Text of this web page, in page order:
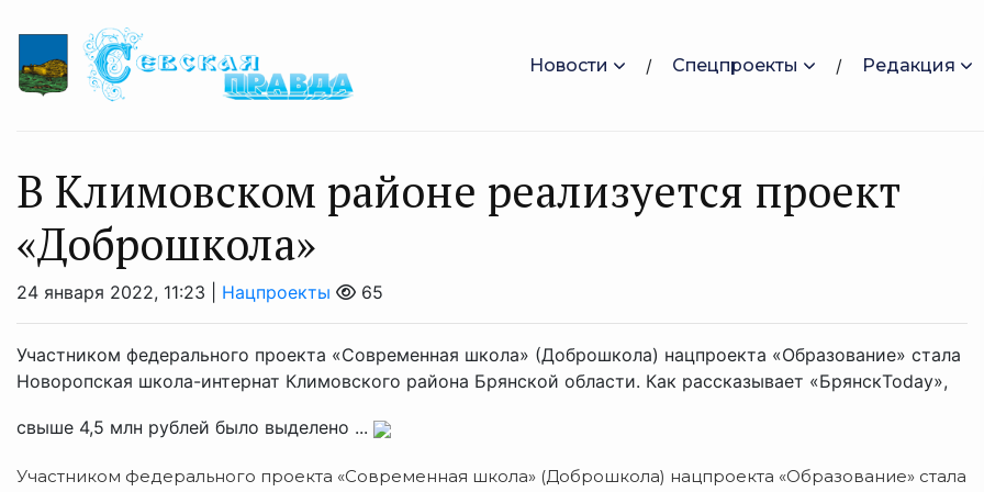
Новости Спецпроекты Редакция
В Климовском районе реализуется проект
«Доброшкола»
24 января 2022, 11:23 | Нацпроекты 65
Участником федерального проекта «Современная школа» (Доброшкола) нацпроекта «Образование» стала
Новоропская школа-интернат Климовского района Брянской области. Как рассказывает «БрянскToday»,
свыше 4,5 млн рублей было выделено ...
Участником федерального проекта «Современная школа» (Доброшкола) нацпроекта «Образование» стала